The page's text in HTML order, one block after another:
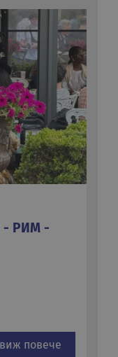
- РИМ -
виж повече